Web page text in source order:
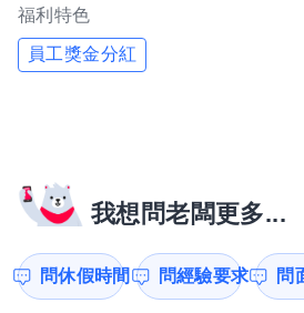
福利特色
員工獎金分紅
我想問老闆更多...
問休假時間 問經驗要求 問